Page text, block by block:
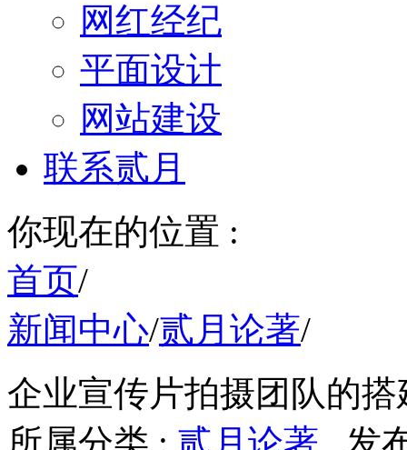
网红经纪
平面设计
网站建设
联系贰月
你现在的位置 :
首页/
新闻中心/贰月论著/
企业宣传片拍摄团队的搭